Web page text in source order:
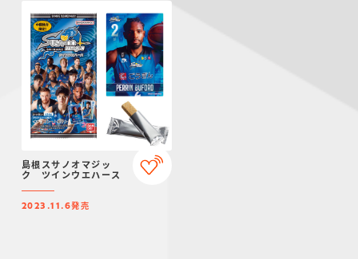
島根スサノオマジッ
ク ツインウエハース
2023.11.6発売